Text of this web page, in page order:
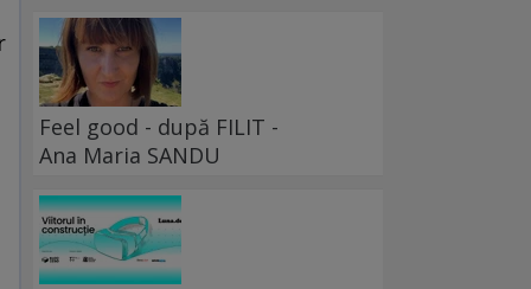
Feel good - după FILIT -
Ana Maria SANDU